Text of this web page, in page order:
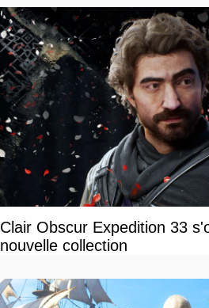
Clair Obscur Expedition 33
nouvelle collection